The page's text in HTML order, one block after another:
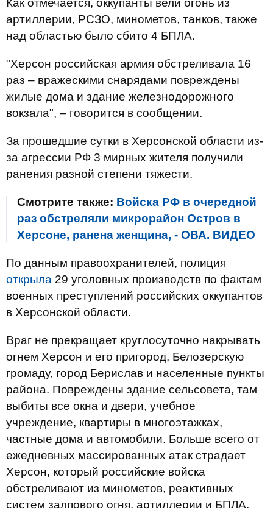
Как отмечается, оккупанты вели огонь из
артиллерии, РСЗО, минометов, танков, также
над областью было сбито 4 БПЛА.
"Херсон российская армия обстреливала 16
раз – вражескими снарядами повреждены
жилые дома и здание железнодорожного
вокзала", – говорится в сообщении.
За прошедшие сутки в Херсонской области из-
за агрессии РФ 3 мирных жителя получили
ранения разной степени тяжести.
Смотрите также: Войска РФ в очередной
раз обстреляли микрорайон Остров в
Херсоне, ранена женщина, - ОВА. ВИДЕО
По данным правоохранителей, полиция
открыла 29 уголовных производств по фактам
военных преступлений российских оккупантов
в Херсонской области.
Враг не прекращает круглосуточно накрывать
огнем Херсон и его пригород, Белозерскую
громаду, город Берислав и населенные пункты
района. Повреждены здание сельсовета, там
выбиты все окна и двери, учебное
учреждение, квартиры в многоэтажках,
частные дома и автомобили. Больше всего от
ежедневных массированных атак страдает
Херсон, который российские войска
обстреливают из минометов, реактивных
систем залпового огня, артиллерии и БПЛА.